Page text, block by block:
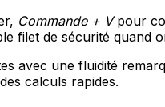
Commande + Vpour
filet de sécurité quand
avec une fluidité
calculs rapides.